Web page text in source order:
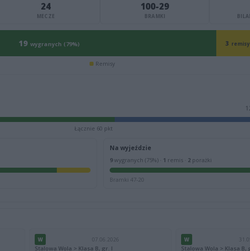
24
MECZE
100-29
BRAMKI
19 wygranych (79%) 3
Remisy
Łącznie 60 pkt
Na wyjeździe
9wygranych (75%) · 1 remis · 2 porażki
Bramki 47-20
W 07.06.2026
Stalowa Wola > Klasa B, gr. I
W
Stalowa Wola > Klasa B,